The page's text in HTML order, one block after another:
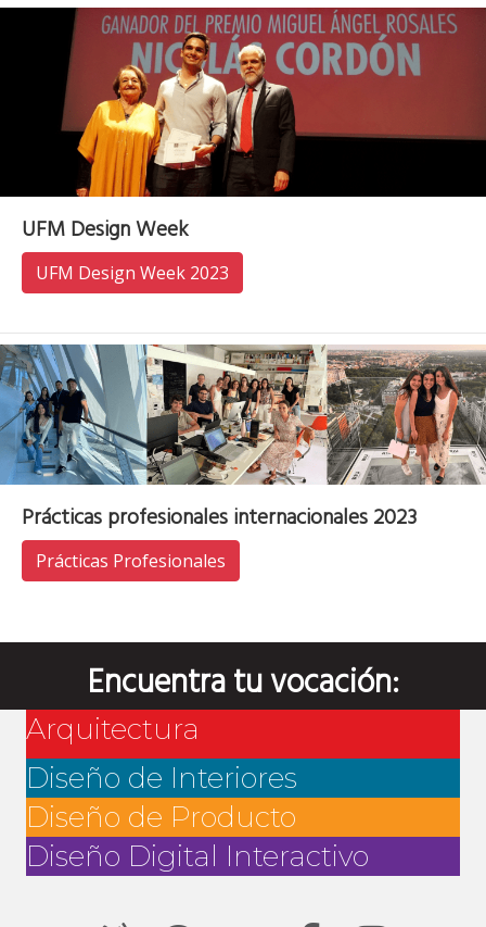
UFM Design Week
UFM Design Week 2023
Prácticas profesionales internacionales 2023
Prácticas Profesionales
Encuentra tu vocación:
Arquitectura
Diseño de Interiores
Diseño de Producto
Diseño Digital Interactivo